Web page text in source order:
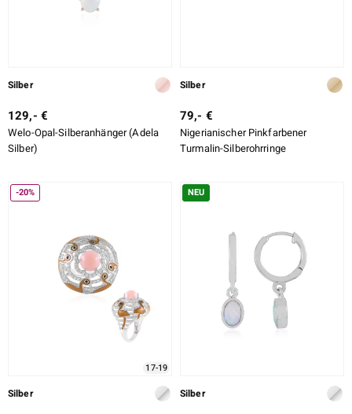
Silber
129,- €
Welo-Opal-Silberanhänger (Adela
Silber)
Silber
79,- €
Nigerianischer Pinkfarbener
Turmalin-Silberohrringe
-20%
17-19
Silber
NEU
Silber